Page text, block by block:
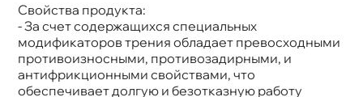
Свойства продукта:
- За счет содержащихся специальных
модификаторов трения обладает превосходными
противоизносными, противозадирными, и
антифрикционными свойствами, что
обеспечивает долгую и безотказную работу